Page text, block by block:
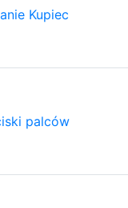
Kupiec
palców